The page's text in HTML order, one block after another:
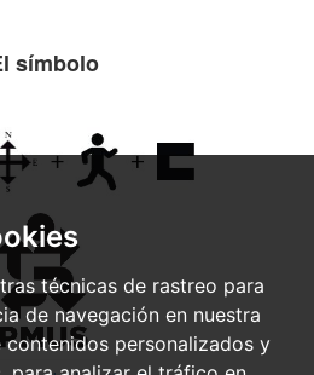
técnicas de rastreo para
de navegación en nuestra
personalizados y
símbolo